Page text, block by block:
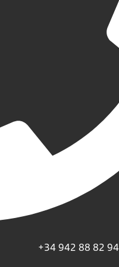
+34 942 88 82 94